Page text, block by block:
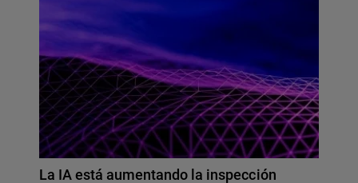
La IA está aumentando la inspección